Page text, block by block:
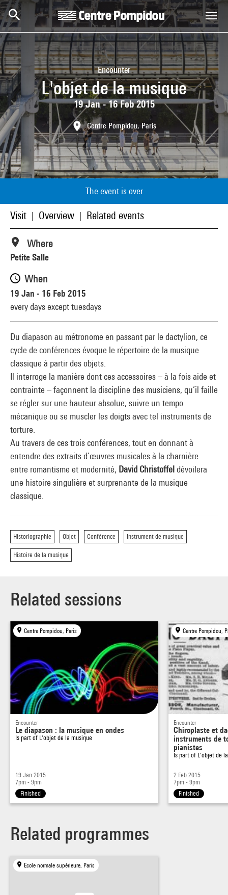
Skip to main content
Centre Pompidou
Encounter
L'objet de la musique
19 Jan - 16 Feb 2015
Centre Pompidou, Paris
The event is over
Visit Overview Related events
Du diapason au métronome en passant par le dactylion, ce
cycle de conférences évoque le répertoire de la musique
classique à partir des objets.
Il interroge la manière dont ces accessoires – à la fois aide et
contrainte – façonnent la discipline des musiciens, qu’il faille
se régler sur une hauteur absolue, suivre un tempo
mécanique ou se muscler les doigts avec tel instruments de
torture.
Au travers de ces trois conférences, tout en donnant à
entendre des extraits d’œuvres musicales à la charnière
entre romantisme et modernité, David Christoffel dévoilera
une histoire singulière et surprenante de la musique
classique.
Historiographie Objet Conférence Instrument de musique
Histoire de la musique
Where
Petite Salle
When
19 Jan - 16 Feb 2015
every days except tuesdays
Related sessions
Centre Pompidou, Paris
Encounter
Le diapason : la musique en ondes
Is part of L'objet de la musique
19 Jan 2015
7pm - 9pm
Finished
Centre Pompidou,
Encounter
Chiroplaste et
instruments de
pianistes
Is part of L'objet de
2 Feb 2015
7pm - 9pm
Finished
Related programmes
Ecole normale supérieure, Paris